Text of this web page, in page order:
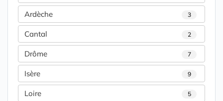
Ardèche 3
Cantal 2
Drôme 7
Isère 9
Loire 5